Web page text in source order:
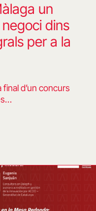
un
dins
per a la
d’un concurs